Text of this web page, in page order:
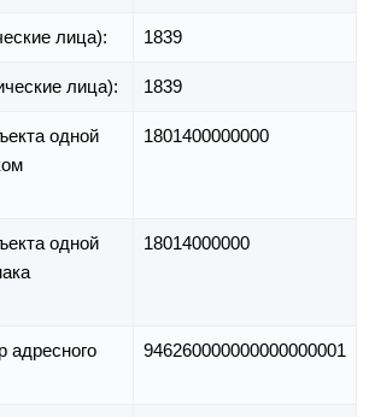
лица): 1839
лица): 1839
одной
1801400000000
одной
18014000000
адресного
946260000000000000001